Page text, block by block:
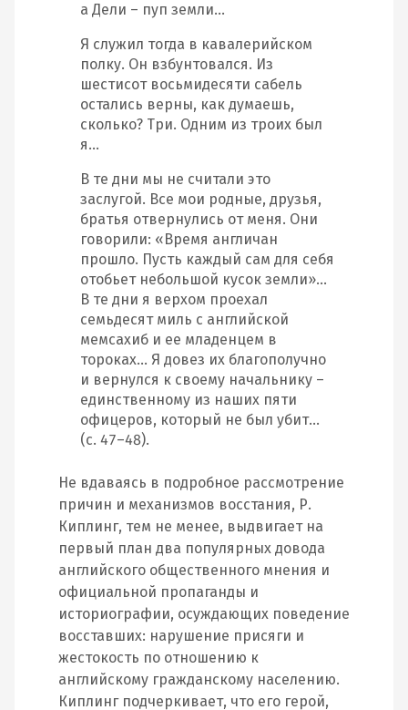
а Дели – пуп земли…
Я служил тогда в кавалерийском
полку. Он взбунтовался. Из
шестисот восьмидесяти сабель
остались верны, как думаешь,
сколько? Три. Одним из троих был
я…
В те дни мы не считали это
заслугой. Все мои родные, друзья,
братья отвернулись от меня. Они
говорили: «Время англичан
прошло. Пусть каждый сам для себя
отобьет небольшой кусок земли»…
В те дни я верхом проехал
семьдесят миль с английской
мемсахиб и ее младенцем в
тороках… Я довез их благополучно
и вернулся к своему начальнику –
единственному из наших пяти
офицеров, который не был убит…
(с. 47–48).
Не вдаваясь в подробное рассмотрение
причин и механизмов восстания, Р.
Киплинг, тем не менее, выдвигает на
первый план два популярных довода
английского общественного мнения и
официальной пропаганды и
историографии, осуждающих поведение
восставших: нарушение присяги и
жестокость по отношению к
английскому гражданскому населению.
Киплинг подчеркивает, что его герой,